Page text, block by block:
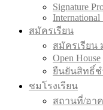
Signature
International
สมัครเรียน
สมัครเรียน
Open House
ยืนยันสิทธิ์ช
ชมโรงเรียน
สถานที่/อา